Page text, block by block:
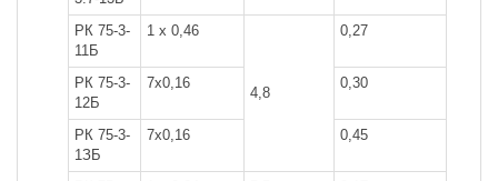
РК 75-3-
11Б
1 х 0,46
4,8
0,27
РК 75-3-
12Б
7x0,16 0,30
РК 75-3-
1ЗБ
7x0,16 0,45